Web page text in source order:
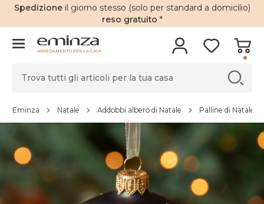
Spedizione il giorno stesso (solo per standard a domicilio)
reso gratuito *
ARREDAMENTO PER LA CASA
Eminza Natale Addobbi albero di Natale Palline di Natale